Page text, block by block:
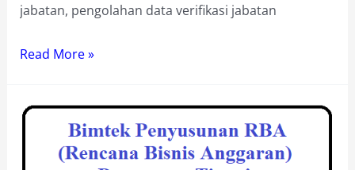
jabatan, pengolahan data verifikasi jabatan
Bimtek
(Anjab)
Analisis
Read More »